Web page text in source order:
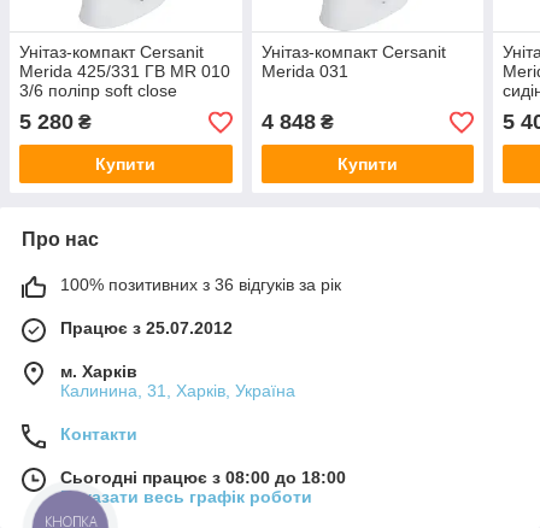
Унітаз-компакт Cersanit
Merida 425/331 ГВ MR 010
3/6 поліпр soft close
5 280 ₴
Купити
Унітаз-компакт Cersanit
Merida 031
4 848₴
Купити
5
Про нас
100% позитивних з 36 відгуків за рік
Працює з 25.07.2012
м. Харків
Калинина, 31, Харків, Україна
Контакти
Сьогодні працює з 08:00 до 18:00
Показати весь графік роботи
КНОПКА